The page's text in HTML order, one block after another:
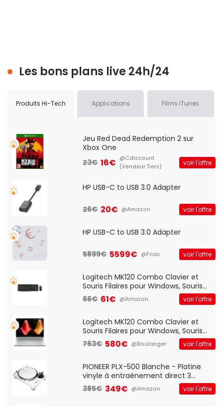
Les bons plans live 24h/24
Produits Hi-Tech Applications Films iTunes
Jeu Red Dead Redemption 2 sur
Xbox One
23€ 16€ @Cdiscount
(Vendeur Tiers)
voir l'offre
HP USB-C to USB 3.0 Adapter
26€ 20€ @Amazon voir l'offre
HP USB-C to USB 3.0 Adapter
5899€ 5599€ @Fnac voir l'offre
Logitech MK120 Combo Clavier et
Souris Filaires pour Windows, Souris
Optique Filaire, Connexion USB Plug
And Play, Confortable, Taille
QWERTY UK - Noir
66€ 61€ @Amazon voir l'offre
Logitech MK120 Combo Clavier et
Souris Filaires pour Windows, Souris
Optique Filaire, Connexion USB Plug
And Play, Confortable, Taille
QWERTY UK - Noir
763€ 580€ @Boulanger voir l'offre
PIONEER PLX-500 Blanche - Platine
vinyle à entraénement direct 3
vitesses (33-45-78 trs/min) avec
pre-ampli intégré et port USB
385€ 349€ @Amazon voir l'offre